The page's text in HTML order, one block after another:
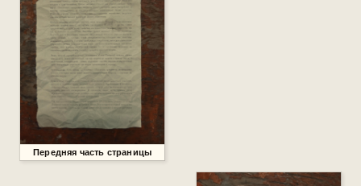
Передняя часть страницы